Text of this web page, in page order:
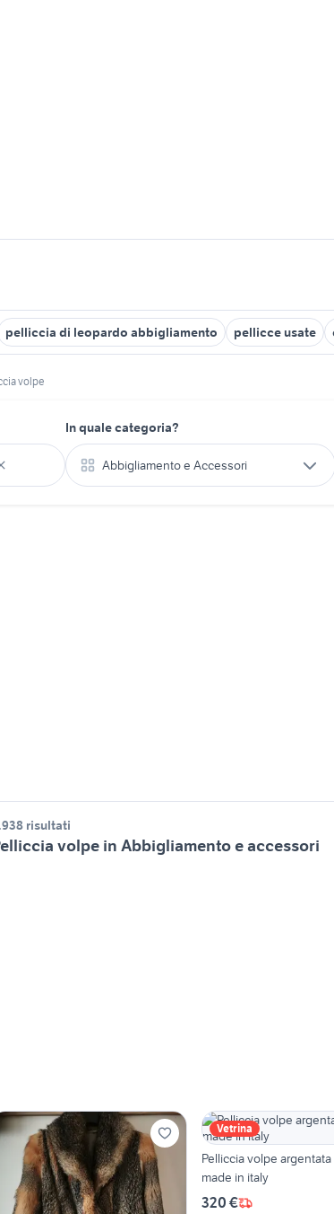
pelliccia di leopardo abbigliamento pellicce usate
volpe
In quale categoria?
Abbigliamento e Accessori
risultati
volpe in Abbigliamento e accessori
Vetrina
Pelliccia volpe
made in italy
320 €